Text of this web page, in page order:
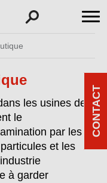
les usines de
le
par les
et les
à garder
CONTACT